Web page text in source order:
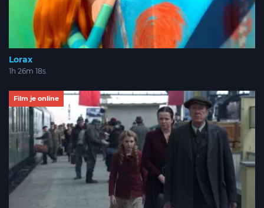
Lorax
1h 26m 18s
Film je online